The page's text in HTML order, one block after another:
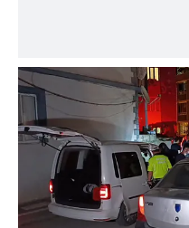
için Ayarlar butonuna
Metnimiziziyaret
6698 sayılı Kişisel
hazırlanmış Aydınlatma
ilgili mevzuata uygun
almak için lütfentıklayınız